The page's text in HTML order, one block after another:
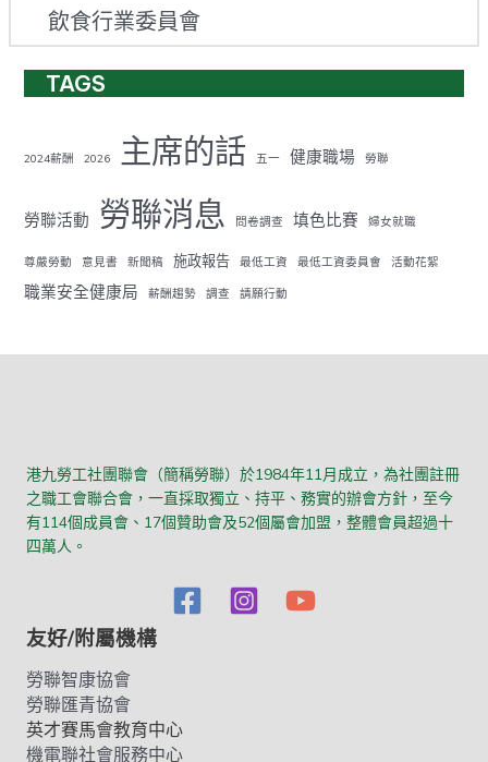
飲食行業委員會
TAGS
2024薪酬 2026 主席的話 五一 健康職場 勞聯
勞聯活動 勞聯消息 問卷調查 填色比賽 婦女就職
尊嚴勞動 意見書 新聞稿 施政報告 最低工資 最低工資委員會 活動花絮
職業安全健康局 薪酬趨勢 調查 請願行動
港九勞工社團聯會（簡稱勞聯）於1984年11月成立，為社團註冊
之職工會聯合會，一直採取獨立、持平、務實的辦會方針，至今
有114個成員會、17個贊助會及52個屬會加盟，整體會員超過十
四萬人。
友好/附屬機構
勞聯智康協會
勞聯匯青協會
英才賽馬會教育中心
機電聯社會服務中心